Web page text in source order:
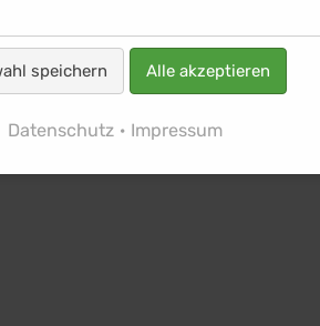
speichern Alle akzeptieren
Datenschutz Impressum